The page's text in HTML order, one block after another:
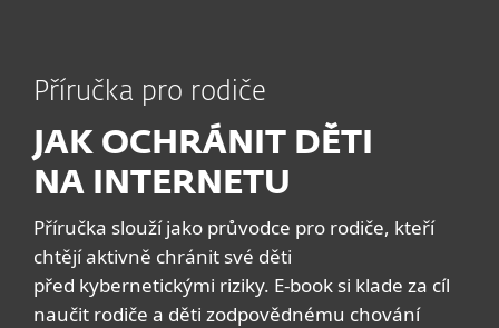
Příručka pro rodiče
JAK OCHRÁNIT DĚTI
NA INTERNETU
Příručka slouží jako průvodce pro rodiče, kteří
chtějí aktivně chránit své děti
před kybernetickými riziky. E-book si klade za cíl
naučit rodiče a děti zodpovědnému chování